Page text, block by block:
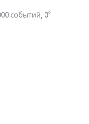
событий, 0°